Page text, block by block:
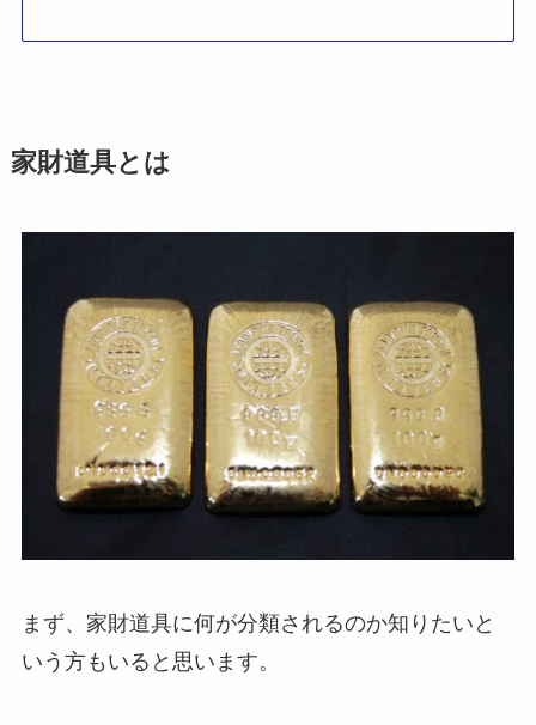
家財道具とは
まず、家財道具に何が分類されるのか知りたいと
いう方もいると思います。